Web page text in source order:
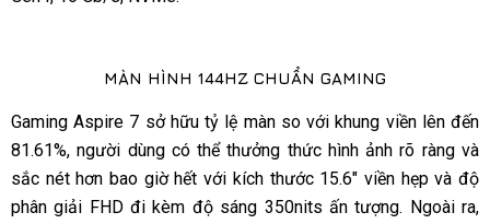
MÀN HÌNH 144HZ CHUẨN GAMING
Gaming Aspire 7 sở hữu tỷ lệ màn so với khung viền lên đến
81.61%, người dùng có thể thưởng thức hình ảnh rõ ràng và
sắc nét hơn bao giờ hết với kích thước 15.6″ viền hẹp và độ
phân giải FHD đi kèm độ sáng 350nits ấn tượng. Ngoài ra,